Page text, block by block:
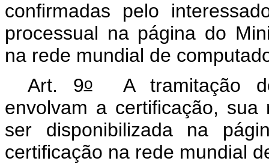
confirmadas pelo
processual na página do
na rede mundial de
Art. 9oA tramitação
envolvam a certificação, sua
ser disponibilizada na
certificação na rede mundial